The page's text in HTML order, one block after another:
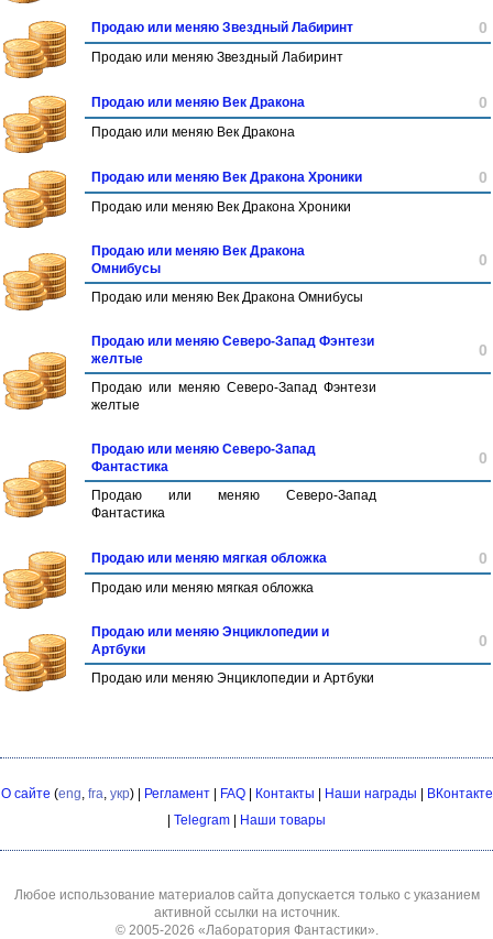
Продаю или меняю Звездный Лабиринт 0
Продаю или меняю Звездный Лабиринт
Продаю или меняю Век Дракона 0
Продаю или меняю Век Дракона
Продаю или меняю Век Дракона Хроники 0
Продаю или меняю Век Дракона Хроники
Продаю или меняю Век Дракона
Омнибусы
0
Продаю или меняю Век Дракона Омнибусы
Продаю или меняю Северо-Запад Фэнтези
желтые
0
Продаю или меняю Северо-Запад Фэнтези
желтые
Продаю или меняю Северо-Запад
Фантастика
0
Продаю или меняю Северо-Запад
Фантастика
Продаю или меняю мягкая обложка 0
Продаю или меняю мягкая обложка
Продаю или меняю Энциклопедии и
Артбуки
0
Продаю или меняю Энциклопедии и Артбуки
О сайте (eng, fra, укр) | Регламент| FAQ| Контакты Наши награды
ВКонтакте
Telegram Наши товары
Любое использование материалов сайта допускается только с указанием
активной ссылки на источник.
© 2005-2026 «Лаборатория Фантастики».